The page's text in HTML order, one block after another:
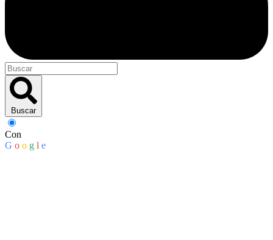
Buscar
Con
G o o g l e